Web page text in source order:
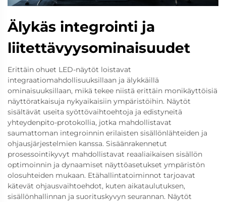
Älykäs integrointi ja
liitettävyysominaisuudet
Erittäin ohuet LED-näytöt loistavat
integraatiomahdollisuuksillaan ja älykkäillä
ominaisuuksillaan, mikä tekee niistä erittäin monikäyttöisiä
näyttöratkaisuja nykyaikaisiin ympäristöihin. Näytöt
sisältävät useita syöttövaihtoehtoja ja edistyneitä
yhteydenpito-protokollia, jotka mahdollistavat
saumattoman integroinnin erilaisten sisällönlähteiden ja
ohjausjärjestelmien kanssa. Sisäänrakennetut
prosessointikyvyt mahdollistavat reaaliaikaisen sisällön
optimoinnin ja dynaamiset näyttöasetukset ympäristön
olosuhteiden mukaan. Etähallintatoiminnot tarjoavat
kätevät ohjausvaihtoehdot, kuten aikataulutuksen,
sisällönhallinnan ja suorituskyvyn seurannan. Näytöt